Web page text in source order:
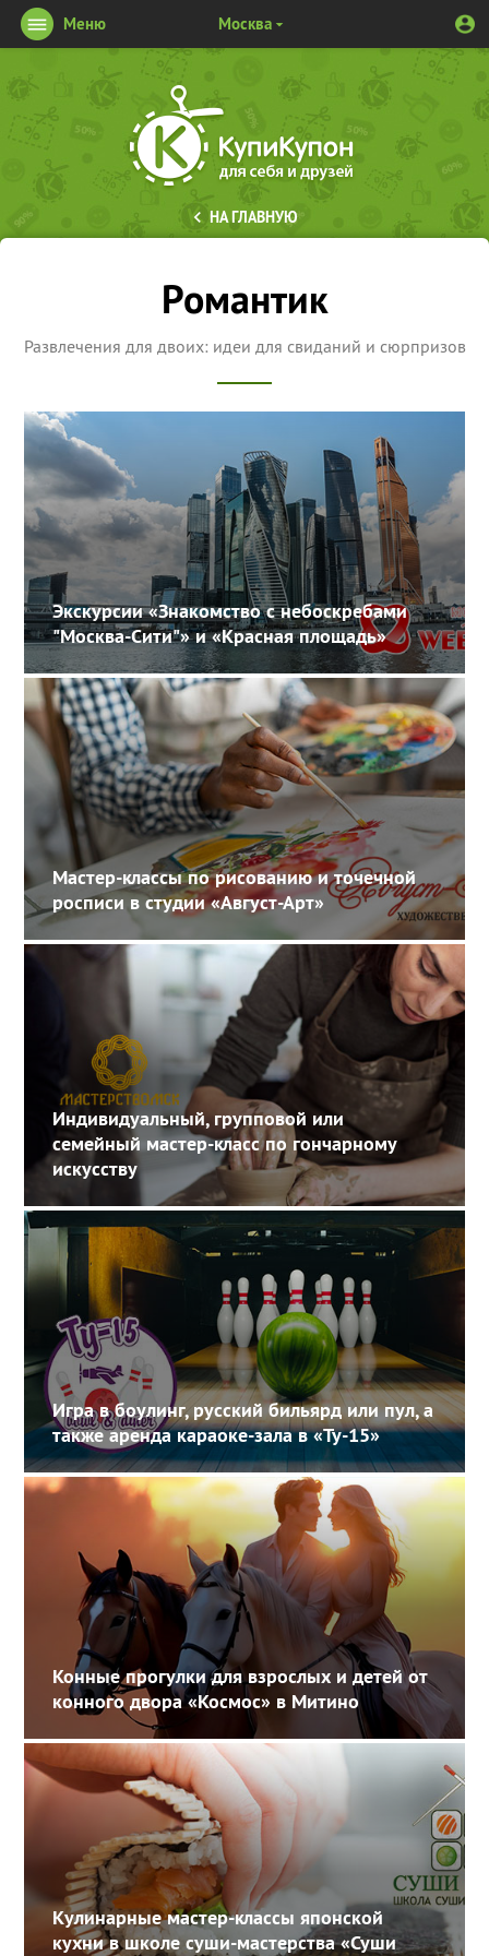
Меню Москва
НА ГЛАВНУЮ
Романтик
Развлечения для двоих: идеи для свиданий и сюрпризов
Экскурсии «Знакомство с небоскребами
"Москва-Сити"» и «Красная площадь»
Мастер-классы по рисованию и точечной
росписи в студии «Август-Арт»
Индивидуальный, групповой или
семейный мастер-класс по гончарному
искусству
Игра в боулинг, русский бильярд или пул, а
также аренда караоке-зала в «Ту-15»
Конные прогулки для взрослых и детей от
конного двора «Космос» в Митино
Кулинарные мастер-классы японской
кухни в школе суши-мастерства «Суши